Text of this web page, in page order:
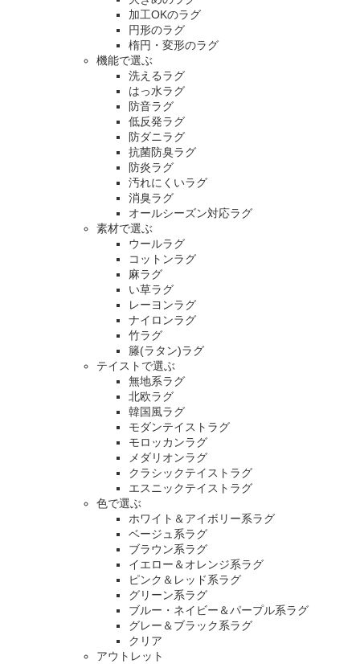
加工OKのラグ
円形のラグ
楕円・変形のラグ
機能で選ぶ
洗えるラグ
はっ水ラグ
防音ラグ
低反発ラグ
防ダニラグ
抗菌防臭ラグ
防炎ラグ
汚れにくいラグ
消臭ラグ
オールシーズン対応ラグ
素材で選ぶ
ウールラグ
コットンラグ
麻ラグ
い草ラグ
レーヨンラグ
ナイロンラグ
竹ラグ
籐(ラタン)ラグ
テイストで選ぶ
無地系ラグ
北欧ラグ
韓国風ラグ
モダンテイストラグ
モロッカンラグ
メダリオンラグ
クラシックテイストラグ
エスニックテイストラグ
色で選ぶ
ホワイト＆アイボリー系ラグ
ベージュ系ラグ
ブラウン系ラグ
イエロー＆オレンジ系ラグ
ピンク＆レッド系ラグ
グリーン系ラグ
ブルー・ネイビー＆パープル系ラグ
グレー＆ブラック系ラグ
クリア
アウトレット